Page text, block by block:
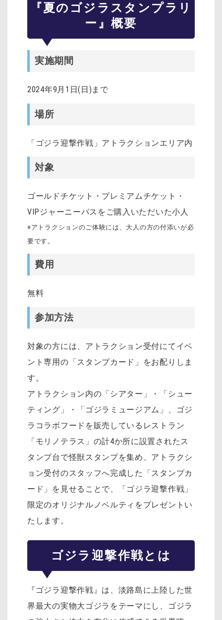
『夏のゴジラスタンプラリ
ー』概要
実施期間
2024年9月1日(日)まで
場所
「ゴジラ迎撃作戦」アトラクションエリア内
対象
ゴールドチケット・プレミアムチケット・
VIPジャーニーパスをご購入いただいた小人
※アトラクションのご体験には、大人の方の付添いが必
要です。
費用
無料
参加方法
対象の方には、アトラクション受付にてイベ
ント専用の「スタンプカード」をお配りしま
す。
アトラクション内の「シアター」・「シュー
ティング」・「ゴジラミュージアム」、ゴジ
ラコラボフードを販売しているレストラン
「モリノテラス」の計4か所に設置されたス
タンプ台で怪獣スタンプを集め、アトラクシ
ョン受付のスタッフへ完成した「スタンプカ
ード」を見せることで、「ゴジラ迎撃作戦」
限定のオリジナルノベルティをプレゼントい
たします。
ゴジラ迎撃作戦とは
『ゴジラ迎撃作戦』は、淡路島に上陸した世
界最大の実物大ゴジラをテーマにし、ゴジラ